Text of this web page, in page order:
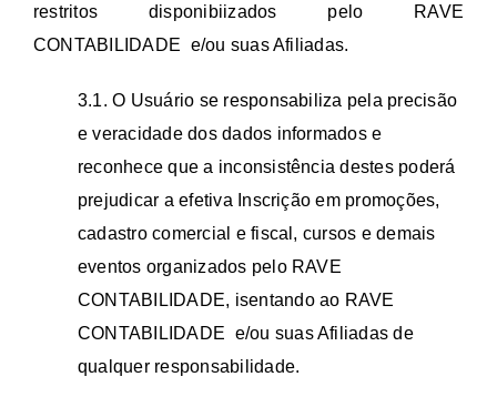
restritos disponibiizados pelo RAVE
CONTABILIDADE e/ou suas Afiliadas.
3.1. O Usuário se responsabiliza pela precisão
e veracidade dos dados informados e
reconhece que a inconsistência destes poderá
prejudicar a efetiva Inscrição em promoções,
cadastro comercial e fiscal, cursos e demais
eventos organizados pelo RAVE
CONTABILIDADE, isentando ao RAVE
CONTABILIDADE e/ou suas Afiliadas de
qualquer responsabilidade.